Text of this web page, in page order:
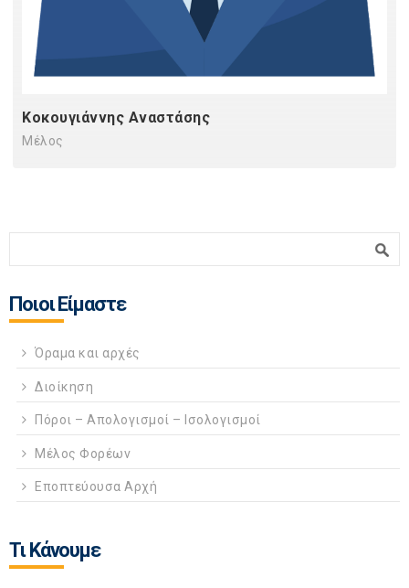
Κοκουγιάννης Αναστάσης
Μέλος
Ποιοι Είμαστε
Όραμα και αρχές
Διοίκηση
Πόροι – Απολογισμοί – Ισολογισμοί
Μέλος Φορέων
Εποπτεύουσα Αρχή
Τι Κάνουμε